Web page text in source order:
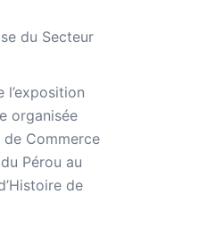
du Secteur
l’exposition
organisée
Commerce
Pérou au
de